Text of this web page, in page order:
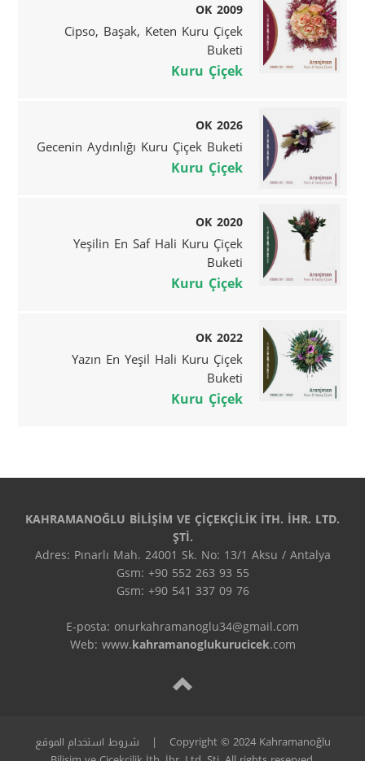
OK 2009
Cipso, Başak, Keten Kuru Çiçek
Buketi
Kuru Çiçek
OK 2026
Gecenin Aydınlığı Kuru Çiçek Buketi
Kuru Çiçek
OK 2020
Yeşilin En Saf Hali Kuru Çiçek
Buketi
Kuru Çiçek
OK 2022
Yazın En Yeşil Hali Kuru Çiçek
Buketi
Kuru Çiçek
KAHRAMANOĞLU BİLİŞİM VE ÇİÇEKÇİLİK İTH. İHR. LTD.
ŞTİ.
Adres: Pınarlı Mah. 24001 Sk. No: 13/1 Aksu / Antalya
Gsm: +90 552 263 93 55
Gsm: +90 541 337 09 76
E-posta: onurkahramanoglu34@gmail.com
Web: www.kahramanoglukurucicek.com
شروط استخدام الموقع |
Copyright © 2024 Kahramanoğlu